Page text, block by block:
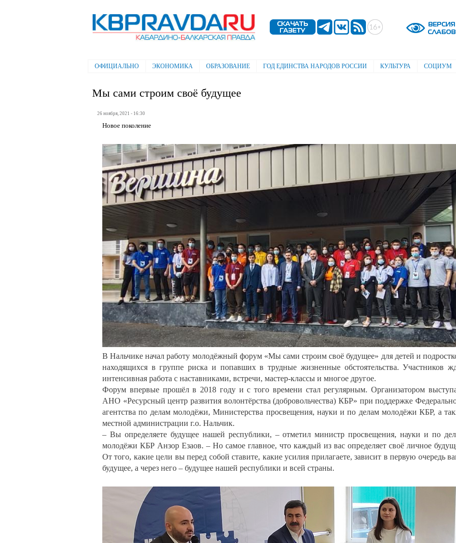
содержанию
Электронная газета "Кабардино-
Балкарская правда"
Главное меню
ОФИЦИАЛЬНО ЭКОНОМИКА ОБРАЗОВАНИЕ ГОД ЕДИНСТВА НАРОДОВ РОССИИ КУЛЬТУРА СОЦИУМ
Мы сами строим своё будущее
26 ноября, 2021 - 16:30
Новое поколение
В Нальчике начал работу молодёжный форум «Мы сами строим своё будущее» для детей и
находящихся в группе риска и попавших в трудные жизненные обстоятельства. Участников
интенсивная работа с наставниками, встречи, мастер-классы и многое другое.
Форум впервые прошёл в 2018 году и с того времени стал регулярным. Организатором
АНО «Ресурсный центр развития волонтёрства (добровольчества) КБР» при поддержке
агентства по делам молодёжи, Министерства просвещения, науки и по делам молодёжи КБР, а
местной администрации г.о. Нальчик.
– Вы определяете будущее нашей республики, – отметил министр просвещения, науки и по
молодёжи КБР Анзор Езаов. – Но самое главное, что каждый из вас определяет своё личное
От того, какие цели вы перед собой ставите, какие усилия прилагаете, зависит в первую очередь
будущее, а через него – будущее нашей республики и всей страны.